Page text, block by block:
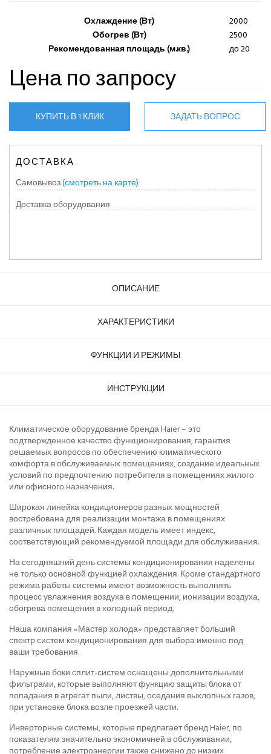
Охлаждение (Вт)
2000
Обогрев (Вт)
2500
Рекомендованная площадь (м.кв.)
до 20
Цена по запросу
КУПИТЬ В 1 КЛИК ЗАДАТЬ ВОПРОС
ДОСТАВКА
Самовывоз(смотреть на карте)
Доставка оборудования
ОПИСАНИЕ
ХАРАКТЕРИСТИКИ
ФУНКЦИИ И РЕЖИМЫ
ИНСТРУКЦИИ
Климатическое оборудование бренда Haier – это
подтвержденное качество функционирования, гарантия
решаемых вопросов по обеспечению климатического
комфорта в обслуживаемых помещениях, создание идеальных
условий по предпочтению потребителя в помещениях жилого
или офисного назначения.
Широкая линейка кондиционеров разных мощностей
востребована для реализации монтажа в помещениях
различных площадей. Каждая модель имеет индекс,
соответствующий рекомендуемой площади для обслуживания.
На сегодняшний день системы кондиционирования наделены
не только основной функцией охлаждения. Кроме стандартного
режима работы системы имеют возможность выполнять
процесс увлажнения воздуха в помещении, ионизации воздуха,
обогрева помещения в холодный период.
Наша компания «Мастер холода» представляет больший
спектр систем кондиционирования для выбора именно под
ваши требования.
Наружные боки сплит-систем оснащены дополнительными
фильтрами, которые выполняют функцию защиты блока от
попадания в агрегат пыли, листвы, оседания выхлопных газов,
при установке блока возле проезжей части.
Инверторные системы, которые предлагает бренд Haier, по
показателям значительно экономичней в обслуживании,
потребление электроэнергии также снижено до низких